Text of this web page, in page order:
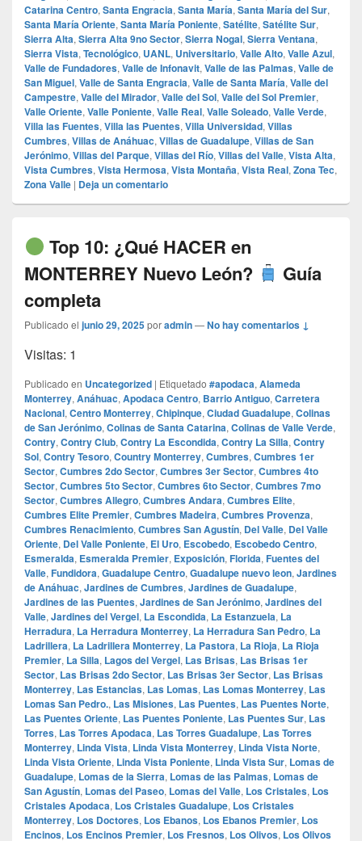
Catarina Centro, Santa Engracia, Santa María, Santa María del Sur,
Santa María Oriente, Santa María Poniente, Satélite, Satélite Sur,
Sierra Alta, Sierra Alta 9no Sector, Sierra Nogal, Sierra Ventana,
Sierra Vista, Tecnológico, UANL, Universitario, Valle Alto, Valle Azul,
Valle de Fundadores, Valle de Infonavit, Valle de las Palmas, Valle de
San Miguel, Valle de Santa Engracia, Valle de Santa María, Valle del
Campestre, Valle del Mirador, Valle del Sol, Valle del Sol Premier,
Valle Oriente, Valle Poniente, Valle Real, Valle Soleado, Valle Verde,
Villa las Fuentes, Villa las Puentes, Villa Universidad, Villas
Cumbres, Villas de Anáhuac, Villas de Guadalupe, Villas de San
Jerónimo, Villas del Parque, Villas del Río, Villas del Valle, Vista Alta,
Vista Cumbres, Vista Hermosa, Vista Montaña, Vista Real, Zona Tec,
Zona Valle | Deja un comentario
Top 10: ¿Qué HACER en
MONTERREY Nuevo León?
Guía
completa
Publicado el junio 29, 2025poradmin—No hay comentarios ↓
Visitas: 1
Publicado en Uncategorized | Etiquetado #apodaca, Alameda
Monterrey, Anáhuac, Apodaca Centro, Barrio Antiguo, Carretera
Nacional, Centro Monterrey, Chipinque, Ciudad Guadalupe, Colinas
de San Jerónimo, Colinas de Santa Catarina, Colinas de Valle Verde,
Contry, Contry Club, Contry La Escondida, Contry La Silla, Contry
Sol, Contry Tesoro, Country Monterrey, Cumbres, Cumbres 1er
Sector, Cumbres 2do Sector, Cumbres 3er Sector, Cumbres 4to
Sector, Cumbres 5to Sector, Cumbres 6to Sector, Cumbres 7mo
Sector, Cumbres Allegro, Cumbres Andara, Cumbres Elite,
Cumbres Elite Premier, Cumbres Madeira, Cumbres Provenza,
Cumbres Renacimiento, Cumbres San Agustín, Del Valle, Del Valle
Oriente, Del Valle Poniente, El Uro, Escobedo, Escobedo Centro,
Esmeralda, Esmeralda Premier, Exposición, Florida, Fuentes del
Valle, Fundidora, Guadalupe Centro, Guadalupe nuevo leon, Jardines
de Anáhuac, Jardines de Cumbres, Jardines de Guadalupe,
Jardines de las Puentes, Jardines de San Jerónimo, Jardines del
Valle, Jardines del Vergel, La Escondida, La Estanzuela, La
Herradura, La Herradura Monterrey, La Herradura San Pedro, La
Ladrillera, La Ladrillera Monterrey, La Pastora, La Rioja, La Rioja
Premier, La Silla, Lagos del Vergel, Las Brisas, Las Brisas 1er
Sector, Las Brisas 2do Sector, Las Brisas 3er Sector, Las Brisas
Monterrey, Las Estancias, Las Lomas, Las Lomas Monterrey, Las
Lomas San Pedro., Las Misiones, Las Puentes, Las Puentes Norte,
Las Puentes Oriente, Las Puentes Poniente, Las Puentes Sur, Las
Torres, Las Torres Apodaca, Las Torres Guadalupe, Las Torres
Monterrey, Linda Vista, Linda Vista Monterrey, Linda Vista Norte,
Linda Vista Oriente, Linda Vista Poniente, Linda Vista Sur, Lomas de
Guadalupe, Lomas de la Sierra, Lomas de las Palmas, Lomas de
San Agustín, Lomas del Paseo, Lomas del Valle, Los Cristales, Los
Cristales Apodaca, Los Cristales Guadalupe, Los Cristales
Monterrey, Los Doctores, Los Ebanos, Los Ebanos Premier, Los
Encinos, Los Encinos Premier, Los Fresnos, Los Olivos, Los Olivos